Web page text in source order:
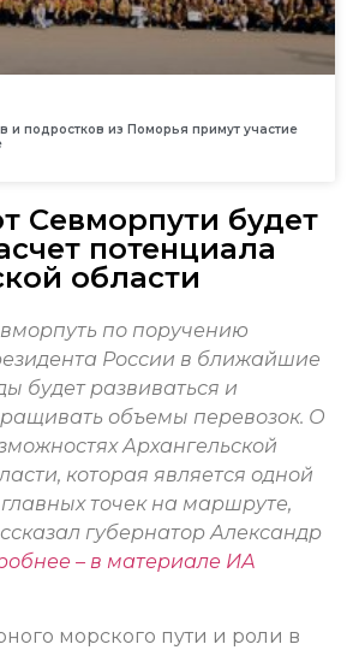
и подростков из Поморья примут участие
Севморпути будет
потенциала
области
по поручению
России в ближайшие
будет развиваться и
объемы перевозок. О
Архангельской
которая является одной
главных точек на маршруте,
губернатор Александр
– в материале ИА
морского пути и роли в